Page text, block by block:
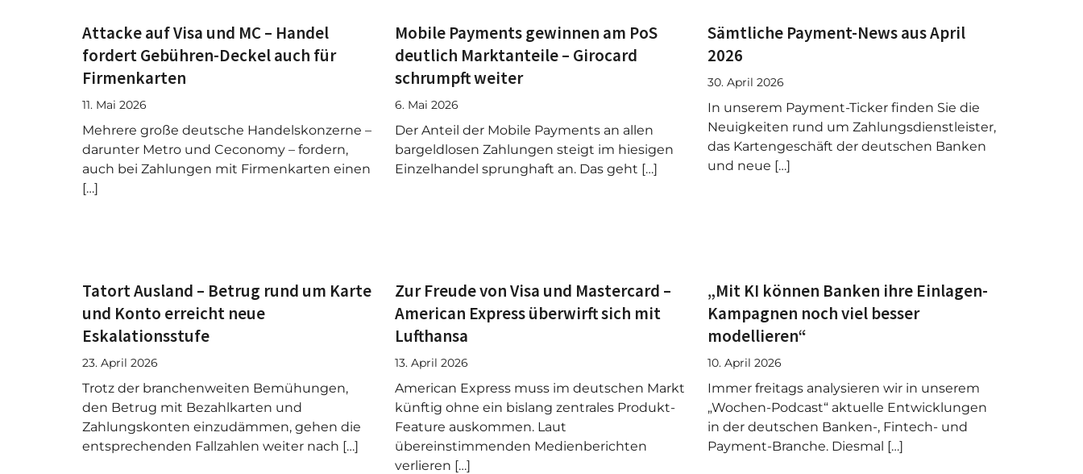
Attacke auf Visa und MC – Handel
fordert Gebühren-Deckel auch für
Firmenkarten
11. Mai 2026
Mehrere große deutsche Handelskonzerne –
darunter Metro und Ceconomy – fordern,
auch bei Zahlungen mit Firmenkarten einen
[…]
Mobile Payments gewinnen am PoS
deutlich Marktanteile – Girocard
schrumpft weiter
6. Mai 2026
Der Anteil der Mobile Payments an allen
bargeldlosen Zahlungen steigt im hiesigen
Einzelhandel sprunghaft an. Das geht […]
Sämtliche Payment-News aus April
2026
30. April 2026
In unserem Payment-Ticker finden Sie die
Neuigkeiten rund um Zahlungsdienstleister,
das Kartengeschäft der deutschen Banken
und neue […]
Tatort Ausland – Betrug rund um Karte
und Konto erreicht neue
Eskalationsstufe
23. April 2026
Trotz der branchenweiten Bemühungen,
den Betrug mit Bezahlkarten und
Zahlungskonten einzudämmen, gehen die
entsprechenden Fallzahlen weiter nach […]
Zur Freude von Visa und Mastercard –
American Express überwirft sich mit
Lufthansa
13. April 2026
American Express muss im deutschen Markt
künftig ohne ein bislang zentrales Produkt-
Feature auskommen. Laut
übereinstimmenden Medienberichten
verlieren […]
„Mit KI können Banken ihre Einlagen-
Kampagnen noch viel besser
modellieren“
10. April 2026
Immer freitags analysieren wir in unserem
„Wochen-Podcast“ aktuelle Entwicklungen
in der deutschen Banken-, Fintech- und
Payment-Branche. Diesmal […]